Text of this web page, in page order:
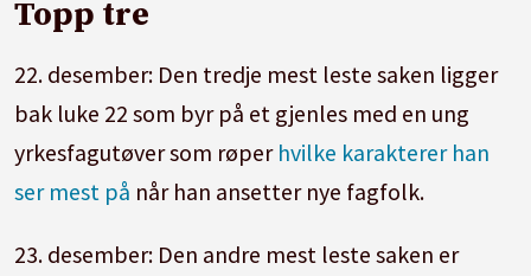
Topp tre
22. desember: Den tredje mest leste saken ligger
bak luke 22 som byr på et gjenles med en ung
yrkesfagutøver som røper hvilke karakterer han
ser mest på når han ansetter nye fagfolk.
23. desember: Den andre mest leste saken er